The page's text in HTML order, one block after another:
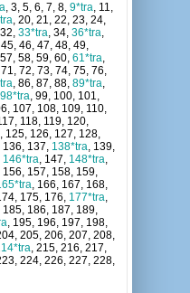
, 3, 5, 6, 7, 8, 9*tra, 11,
, 20, 21, 22, 23, 24,
33*tra, 34, 36*tra,
46, 47, 48, 49,
58, 59, 60, 61*tra,
72, 73, 74, 75, 76,
, 86, 87, 88, 89*tra,
98*tra, 99, 100, 101,
107, 108, 109, 110,
118, 119, 120,
125, 126, 127, 128,
136, 137, 138*tra, 139,
146*tra, 147, 148*tra,
157, 158, 159,
, 166, 167, 168,
175, 176, 177*tra,
186, 187, 189,
, 195, 196, 197, 198,
205, 206, 207, 208,
, 215, 216, 217,
224, 226, 227, 228,